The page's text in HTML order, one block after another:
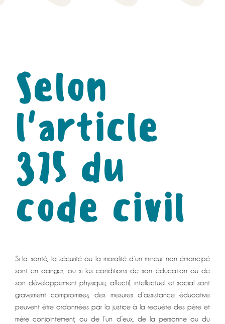
Selon
l'article
375 du
code civil
Si la santé, la sécurité ou la moralité d’un mineur non émancipé
sont en danger, ou si les conditions de son éducation ou de
son développement physique, affectif, intellectuel et social sont
gravement compromises, des mesures d’assistance éducative
peuvent être ordonnées par la justice à la requête des père et
mère conjointement, ou de l’un d’eux, de la personne ou du